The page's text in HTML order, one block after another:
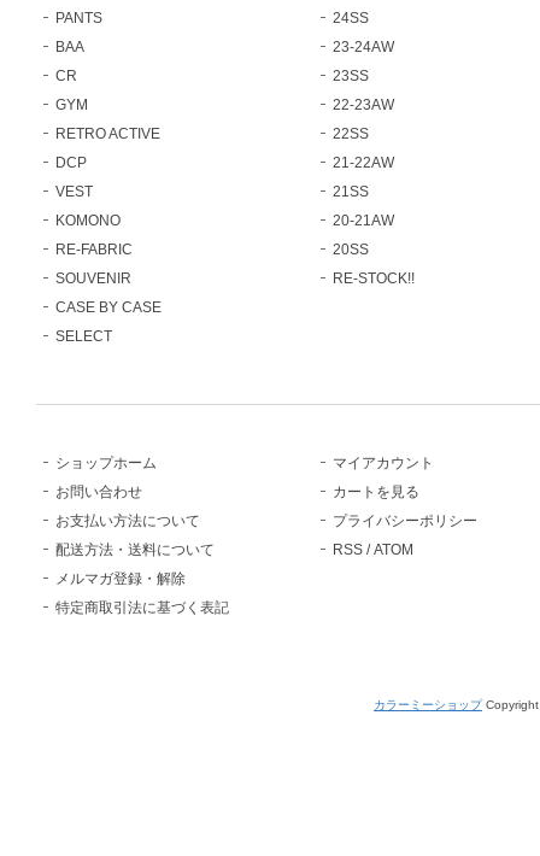
PANTS
BAA
CR
GYM
RETRO ACTIVE
DCP
VEST
KOMONO
RE-FABRIC
SOUVENIR
CASE BY CASE
SELECT
24SS
23-24AW
23SS
22-23AW
22SS
21-22AW
21SS
20-21AW
20SS
RE-STOCK!!
ショップホーム
お問い合わせ
お支払い方法について
配送方法・送料について
メルマガ登録・解除
特定商取引法に基づく表記
マイアカウント
カートを見る
プライバシーポリシー
RSS /ATOM
カラーミーショップ